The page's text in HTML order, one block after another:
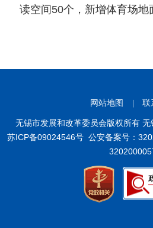
读空间50个，新增体育场地
网站地图 联
无锡市发展和改革委员会版权所有
苏ICP备09024546号 公安备案号：